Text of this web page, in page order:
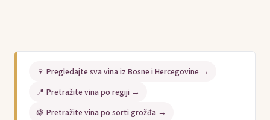
🍷 Pregledajte sva vina iz Bosne i Hercegovine →
📍 Pretražite vina po regiji →
🍇 Pretražite vina po sorti grožđa →